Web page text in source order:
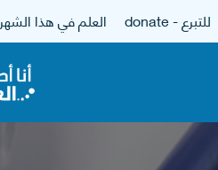
للتبرع - donate العلم في هذا الشهر